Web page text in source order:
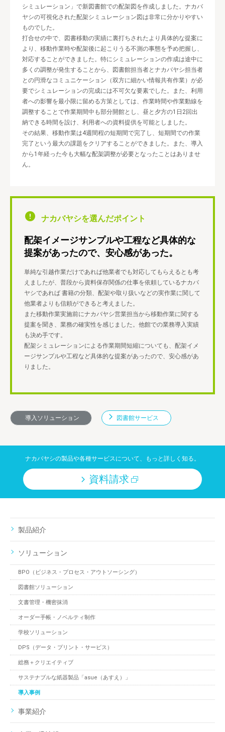
シミュレーション」で新図書館での配架図を作成しました。ナカバ
ヤシの可視化された配架シミュレーション図は非常に分かりやすい
ものでした。
打合せの中で、図書移動の実績に裏打ちされたより具体的な提案に
より、移動作業時や配架後に起こりうる不測の事態を予め把握し、
対応することができました。特にシミュレーションの作成は途中に
多くの調整が発生することから、図書館担当者とナカバヤシ担当者
との円滑なコミュニケーション（双方に細かい情報共有作業）が必
要でシミュレーションの完成には不可欠な要素でした。また、利用
者への影響を最小限に留める方策としては、作業時間や作業動線を
調整することで作業期間中も部分開館とし、昼と夕方の1日2回出
納できる時間を設け、利用者への資料提供を可能としました。
その結果、移動作業は4週間程の短期間で完了し、短期間での作業
完了という最大の課題をクリアすることができました。また、導入
から1年経った今も大幅な配架調整が必要となったことはありませ
ん。
ナカバヤシを選んだポイント
配架イメージサンプルや工程など具体的な
提案があったので、安心感があった。
単純な引越作業だけであれば他業者でも対応してもらえるとも考
えましたが、普段から資料保存関係の仕事を依頼しているナカバ
ヤシであれば 書籍の分類、配架や取り扱いなどの実作業に関して
他業者よりも信頼ができると考えました。
また移動作業実施前にナカバヤシ営業担当から移動作業に関する
提案を聞き、業務の確実性を感じました。他館での業務導入実績
も決め手です。
配架シミュレーションによる作業期間短縮についても、配架イメ
ージサンプルや工程など具体的な提案があったので、安心感があ
りました。
導入ソリューション 図書館サービス
ナカバヤシの製品や各種サービスについて、もっと詳しく知る。
資料請求
製品紹介
ソリューション
BPO（ビジネス・プロセス・アウトソーシング）
図書館ソリューション
文書管理・機密抹消
オーダー手帳・ノベルティ制作
学校ソリューション
DPS（データ・プリント・サービス）
総務＋クリエイティブ
サステナブルな紙器製品「asue（あすえ）」
導入事例
事業紹介